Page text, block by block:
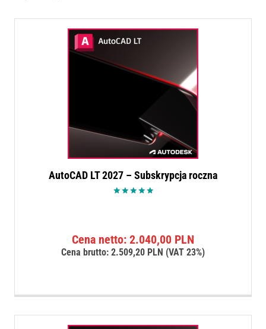
AutoCAD LT 2027 – Subskrypcja roczna
Cena netto:2.040,00 PLN
Cena brutto:2.509,20 PLN (VAT 23%)